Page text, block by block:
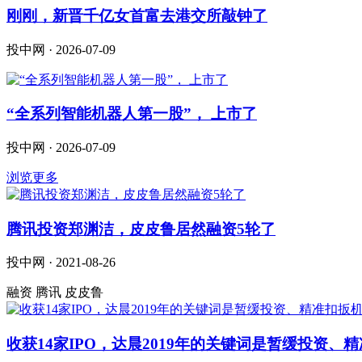
刚刚，新晋千亿女首富去港交所敲钟了
投中网 · 2026-07-09
“全系列智能机器人第一股”， 上市了
投中网 · 2026-07-09
浏览更多
腾讯投资郑渊洁，皮皮鲁居然融资5轮了
投中网 · 2021-08-26
融资 腾讯 皮皮鲁
收获14家IPO，达晨2019年的关键词是暂缓投资、